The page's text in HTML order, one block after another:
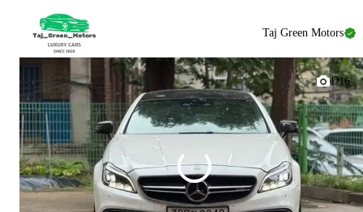
Taj Green Motors
1/16